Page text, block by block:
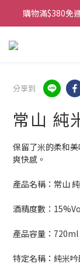
購物滿$380免
購物滿$380免
「720ml
購物滿$380免
分享到
常山 純
保留了米的柔和
爽快感。
產品名稱：常山
酒精度數：
產品容量：720ml
特定名稱：純米